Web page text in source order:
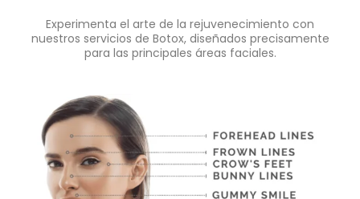
Experimenta el arte de la rejuvenecimiento con
nuestros servicios de Botox, diseñados precisamente
para las principales áreas faciales.